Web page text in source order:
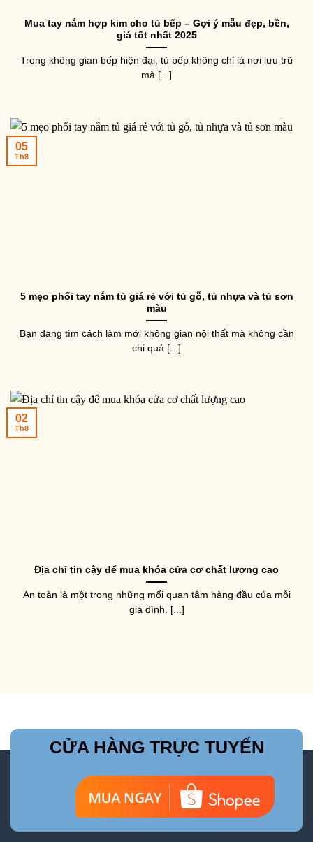
Mua tay nắm hợp kim cho tủ bếp – Gợi ý mẫu đẹp, bền,
giá tốt nhất 2025
Trong không gian bếp hiện đại, tủ bếp không chỉ là nơi lưu trữ
mà [...]
5 mẹo phối tay nắm tủ giá rẻ với tủ gỗ, tủ nhựa và tủ sơn
màu
Bạn đang tìm cách làm mới không gian nội thất mà không cần
chi quá [...]
05
Th8
Địa chỉ tin cậy để mua khóa cửa cơ chất lượng cao
An toàn là một trong những mối quan tâm hàng đầu của mỗi
gia đình. [...]
02
Th8
CỬA HÀNG TRỰC TUYẾN